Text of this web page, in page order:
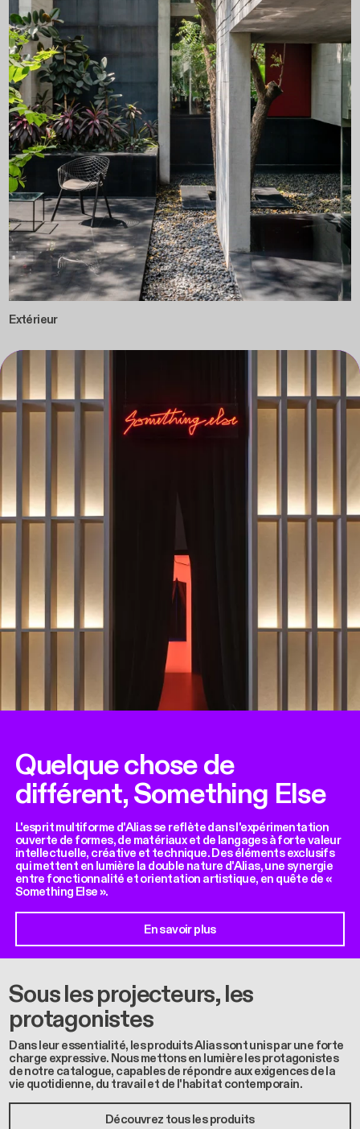
Extérieur
Quelque chose de
différent, Something Else
L'esprit multiforme d'Alias se reflète dans l'expérimentation
ouverte de formes, de matériaux et de langages à forte valeur
intellectuelle, créative et technique. Des éléments exclusifs
qui mettent en lumière la double nature d'Alias, une synergie
entre fonctionnalité et orientation artistique, en quête de «
Something Else ».
En savoir plus
Sous les projecteurs, les
protagonistes
Dans leur essentialité, les produits Alias sont unis par une forte
charge expressive. Nous mettons en lumière les protagonistes
de notre catalogue, capables de répondre aux exigences de la
vie quotidienne, du travail et de l'habitat contemporain.
Découvrez tous les produits